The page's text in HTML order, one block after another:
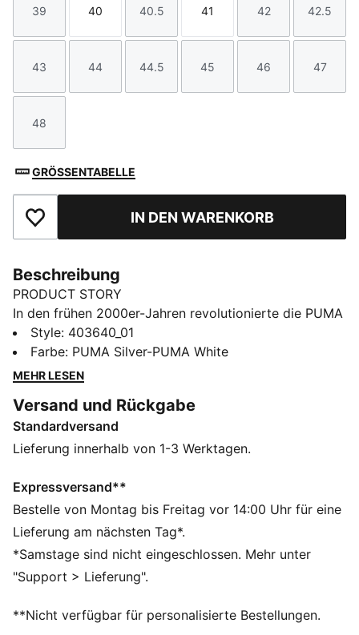
Größe
39
Größe
40
Größe
40.5
Größe
41
Größe
42
Größe
42.5
Größe
43
Größe
44
Größe
44.5
Größe
45
Größe
46
Größe
47
Größe
48
GRÖSSENTABELLE
Zu Favoriten hinzufügenIN DEN WARENKORB
Beschreibung
PRODUCT STORY
In den frühen 2000er-Jahren revolutionierte die PUMA
V Series den Fußballplatz. Jetzt sind sie zurück – nicht
für das Spiel, sondern für den Style. Die V-S2
Sneakers sind eine radikale Neuinterpretation der
Spirit der 2000er-Fußball-Ära mit modernem
Streetwear-Flair.
FEATURES + VORTEILE
Das Obermaterial der Schuhe besteht zu mindestens
20 % aus recycelten Materialien und der untere Teil
aus mindestens 10 % recycelten Materialien.
DETAILS
Regular Fit
Abgerundeter Zehenbereich
3D-Print-Details
Style: 403640_01
Farbe: PUMA Silver-PUMA White
MEHR LESEN
Versand und Rückgabe
Standardversand
Lieferung innerhalb von 1-3 Werktagen.
Expressversand**
Bestelle von Montag bis Freitag vor 14:00 Uhr für eine
Lieferung am nächsten Tag*.
*Samstage sind nicht eingeschlossen. Mehr unter
"Support > Lieferung".
**Nicht verfügbar für personalisierte Bestellungen.